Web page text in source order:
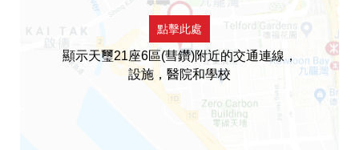
點擊此處
顯示天璽21座6區(彗鑽)附近的交通連線，
設施，醫院和學校